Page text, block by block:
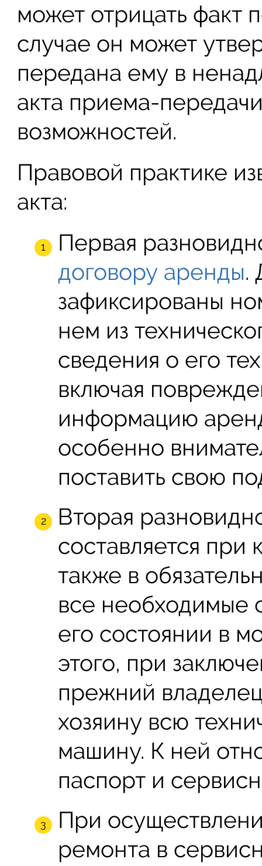
может отрицать факт
случае он может
передана ему в
акта приема-
возможностей.
Правовой практике
акта:
Первая
договору аренды.
зафиксированы
нем из
сведения о его
включая
информацию
особенно
поставить свою
Вторая
составляется при
также в
все необходимые
его состоянии в
этого, при
прежний
хозяину всю
машину. К ней
паспорт и
При
ремонта в